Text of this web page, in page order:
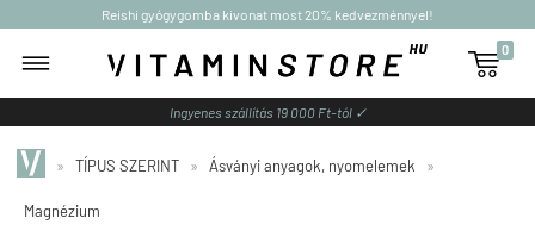
Reishi gyógygomba kivonat most 20% kedvezménnyel!

0
Ingyenes szállítás 19 000 Ft-tól ✓
» TÍPUS SZERINT » Ásványi anyagok, nyomelemek »
Magnézium